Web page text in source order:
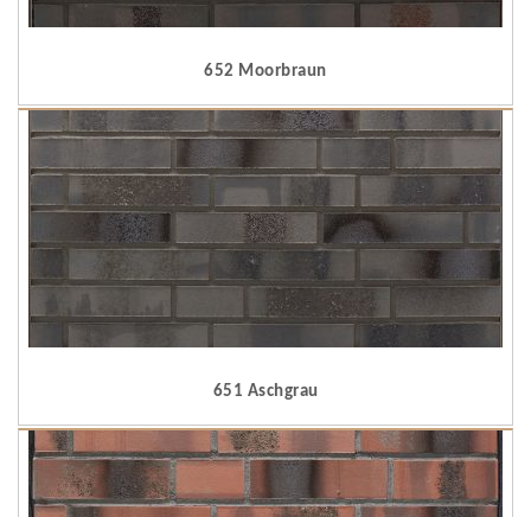
652 Moorbraun
651 Aschgrau